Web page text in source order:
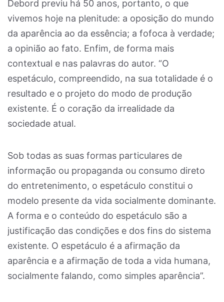
Debord previu há 50 anos, portanto, o que
vivemos hoje na plenitude: a oposição do mundo
da aparência ao da essência; a fofoca à verdade;
a opinião ao fato. Enfim, de forma mais
contextual e nas palavras do autor. “O
espetáculo, compreendido, na sua totalidade é o
resultado e o projeto do modo de produção
existente. É o coração da irrealidade da
sociedade atual.
Sob todas as suas formas particulares de
informação ou propaganda ou consumo direto
do entretenimento, o espetáculo constitui o
modelo presente da vida socialmente dominante.
A forma e o conteúdo do espetáculo são a
justificação das condições e dos fins do sistema
existente. O espetáculo é a afirmação da
aparência e a afirmação de toda a vida humana,
socialmente falando, como simples aparência”.